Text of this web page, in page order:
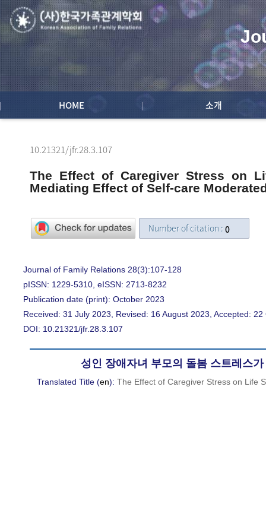
HOME 소개
10.21321/jfr.28.3.107
The Effect of Caregiver Stress on
Mediating Effect of Self-care
Number of citation :
Journal of Family Relations 28(3):107-128
pISSN: 1229-5310, eISSN: 2713-8232
Publication date (print): October 2023
Received: 31 July 2023, Revised: 16 August 2023, Accepted:
DOI: 10.21321/jfr.28.3.107
성인 장애자녀 부모의 돌봄 스트레스
Translated Title (en): The Effect of Caregiver Stress on Life